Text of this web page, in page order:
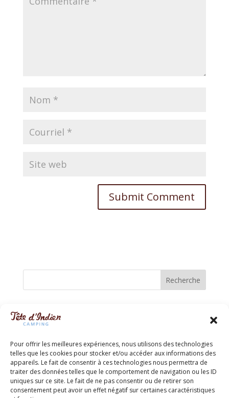
Pour offrir les meilleures expériences, nous utilisons des technologies
telles que les cookies pour stocker et/ou accéder aux informations des
appareils. Le fait de consentir à ces technologies nous permettra de
traiter des données telles que le comportement de navigation ou les ID
uniques sur ce site. Le fait de ne pas consentir ou de retirer son
consentement peut avoir un effet négatif sur certaines caractéristiques
Recherche
Recent Posts
Hello world!
Recent Comments
Aucun commentaire à afficher.